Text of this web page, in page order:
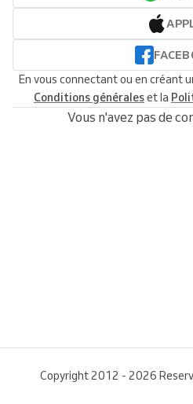
En vous connectant ou en créant
Conditions généraleset la
Vous n'avez pas de
Copyright 2012 - 2026